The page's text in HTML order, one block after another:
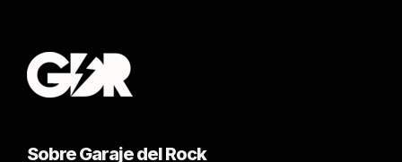
Sobre Garaje del Rock